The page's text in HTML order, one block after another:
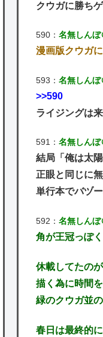
クウガに勝ち
590： 名無しん
漫画版クウガ
593： 名無しん
>>590
ライジングは
591： 名無しん
結局「俺は太
正眼と同じに
単行本でバヅ
592： 名無しん
角が王冠っぽ
休載してたの
描く為に時間
緑のクウガ並
春日は最終的